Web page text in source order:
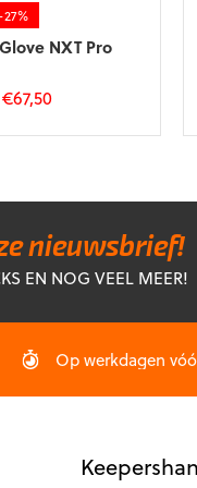
-27%
NXT Pro
€67,50
nieuwsbrief!
EN NOG VEEL MEER!
Op werkdagen